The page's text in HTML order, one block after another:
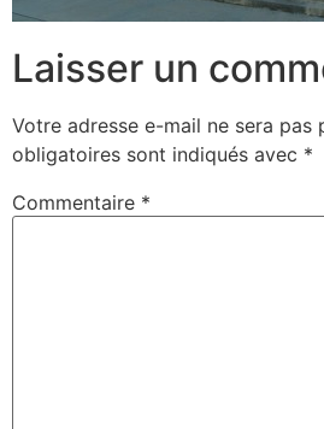
Laisser un
Votre adresse e-mail ne sera pas
obligatoires sont indiqués avec *
Commentaire *